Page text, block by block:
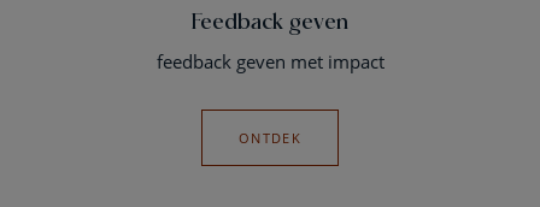
Feedback geven
feedback geven met impact
ONTDEK